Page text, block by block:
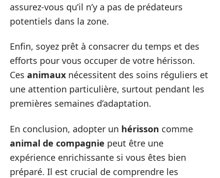
assurez-vous qu’il n’y a pas de prédateurs
potentiels dans la zone.
Enfin, soyez prêt à consacrer du temps et des
efforts pour vous occuper de votre hérisson.
Ces animaux nécessitent des soins réguliers et
une attention particulière, surtout pendant les
premières semaines d’adaptation.
En conclusion, adopter un hérisson comme
animal de compagnie peut être une
expérience enrichissante si vous êtes bien
préparé. Il est crucial de comprendre les